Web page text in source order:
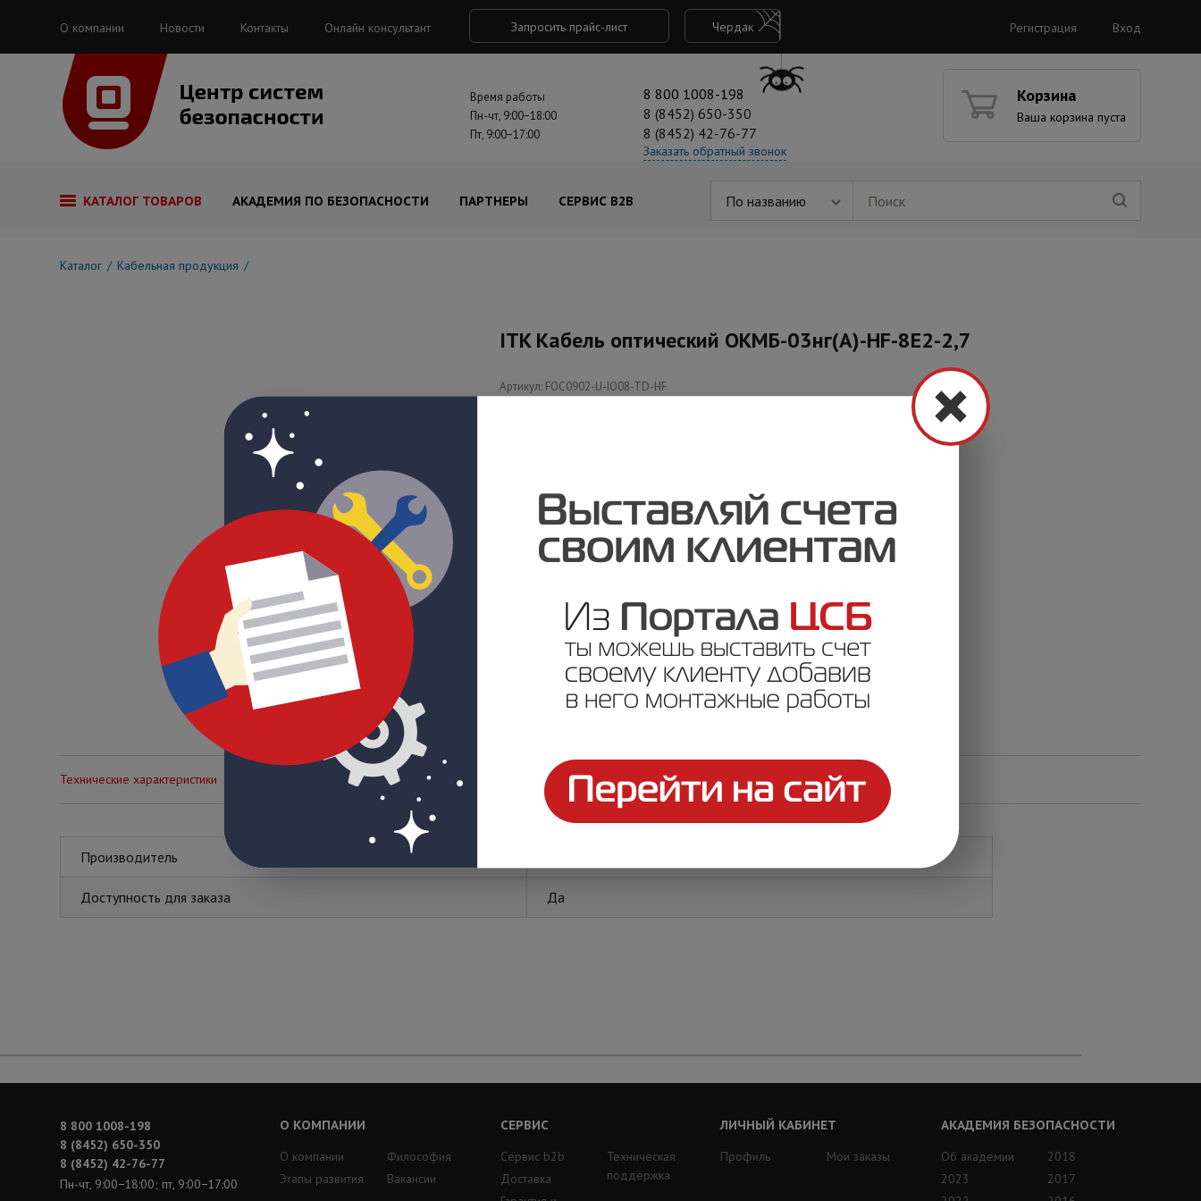
О компании Новости Контакты Онлайн консультант Запросить прайс-лист Чердак Регистрация Вход
Время работы
Пн-чт, 9:00−18:00
Пт, 9:00−17:00
8 800 1008-198
8 (8452) 650-350
8 (8452) 42-76-77
Заказать обратный звонок
Корзина
Ваша корзина пуста
КАТАЛОГ ТОВАРОВ АКАДЕМИЯ ПО БЕЗОПАСНОСТИ ПАРТНЕРЫ СЕРВИС B2B По названию
Каталог Кабельная продукция
ITK Кабель оптический ОКМБ-03нг(А)-HF-8Е2-2,7
Артикул: FOC0902-U-IO08-TD-HF
Технические характеристики
Производитель
Доступность для заказа Да
8 800 1008-198
8 (8452) 650-350
8 (8452) 42-76-77
Пн-чт, 9:00−18:00; пт, 9:00−17:00
О КОМПАНИИ
О компании
Этапы развития
Философия
Вакансии
СЕРВИС
Сервис b2b
Доставка
Техническая
поддержка
ЛИЧНЫЙ КАБИНЕТ
Профиль
Мои заказы
АКАДЕМИЯ БЕЗОПАСНОСТИ
Об академии
2023
2018
2017